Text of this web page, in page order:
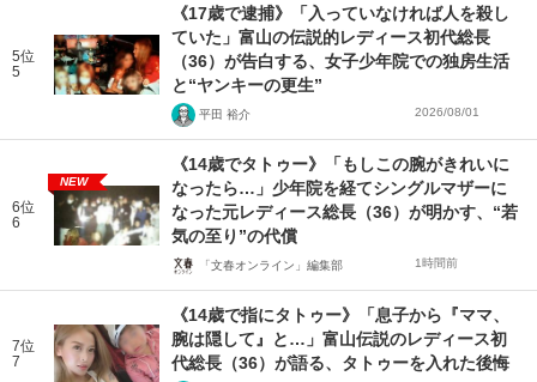
5位
5
《17歳で逮捕》「入っていなければ人を殺し
ていた」富山の伝説的レディース初代総長
（36）が告白する、女子少年院での独房生活
と“ヤンキーの更生”
平田 裕介 2026/08/01
6位
6
NEW
《14歳でタトゥー》「もしこの腕がきれいに
なったら…」少年院を経てシングルマザーに
なった元レディース総長（36）が明かす、“若
気の至り”の代償
「文春オンライン」編集部 1時間前
7位
7
《14歳で指にタトゥー》「息子から『ママ、
腕は隠して』と…」富山伝説のレディース初
代総長（36）が語る、タトゥーを入れた後悔